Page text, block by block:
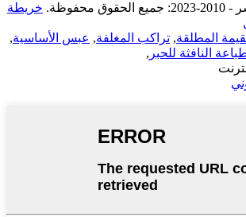
خريطة
المطلقة, تراكب المغلفة, عبس الأساسية,
النافثة للحبر ,